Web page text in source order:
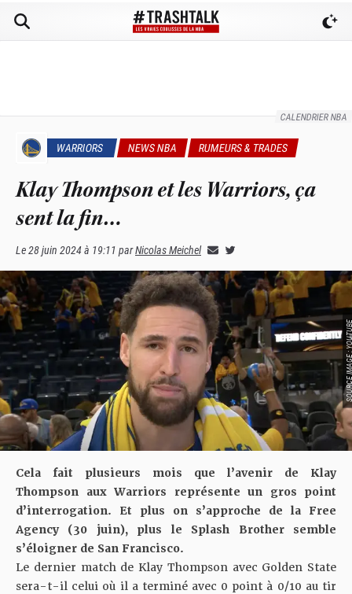
CALENDRIER NBA
WARRIORS NEWS NBA RUMEURS & TRADES
Klay Thompson et les Warriors, ça
sent la fin…
Le28 juin 2024 à 19:11 parNicolas Meichel
SOURCE
Cela fait plusieurs mois que l’avenir de Klay
Thompson aux Warriors représente un gros point
d’interrogation. Et plus on s’approche de la Free
Agency (30 juin), plus le Splash Brother semble
s’éloigner de San Francisco.
Le dernier match de Klay Thompson avec Golden State
sera-t-il celui où il a terminé avec 0 point à 0/10 au tir